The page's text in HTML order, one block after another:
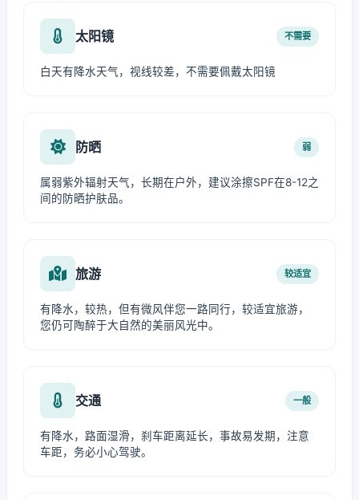
太阳镜 不需要
白天有降水天气，视线较差，不需要佩戴太阳镜
防晒 弱
属弱紫外辐射天气，长期在户外，建议涂擦SPF在8-12之
间的防晒护肤品。
旅游 较适宜
有降水，较热，但有微风伴您一路同行，较适宜旅游，
您仍可陶醉于大自然的美丽风光中。
交通 一般
有降水，路面湿滑，刹车距离延长，事故易发期，注意
车距，务必小心驾驶。